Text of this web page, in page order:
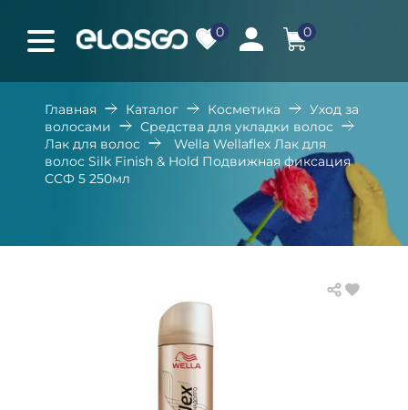
0 0
Главная Каталог Косметика
Уход за
волосами
Средства для укладки волос
Лак для волос
Wella Wellaflex Лак для
волос Silk Finish & Hold Подвижная фиксация
ССФ 5 250мл